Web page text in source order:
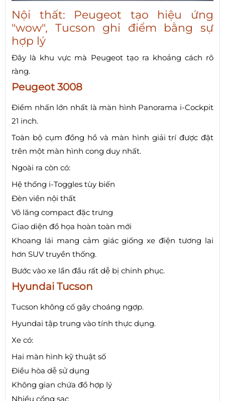
Nội thất: Peugeot tạo hiệu ứng
"wow", Tucson ghi điểm bằng sự
hợp lý
Đây là khu vực mà Peugeot tạo ra khoảng cách rõ
ràng.
Peugeot 3008
Điểm nhấn lớn nhất là màn hình Panorama i-Cockpit
21 inch.
Toàn bộ cụm đồng hồ và màn hình giải trí được đặt
trên một màn hình cong duy nhất.
Ngoài ra còn có:
Hệ thống i-Toggles tùy biến
Đèn viền nội thất
Vô lăng compact đặc trưng
Giao diện đồ họa hoàn toàn mới
Khoang lái mang cảm giác giống xe điện tương lai
hơn SUV truyền thống.
Bước vào xe lần đầu rất dễ bị chinh phục.
Hyundai Tucson
Tucson không cố gây choáng ngợp.
Hyundai tập trung vào tính thực dụng.
Xe có:
Hai màn hình kỹ thuật số
Điều hòa dễ sử dụng
Không gian chứa đồ hợp lý
Nhiều cổng sạc